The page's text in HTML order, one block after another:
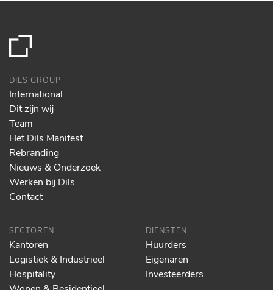
DILS GROUP
International
Dit zijn wij
Team
Het Dils Manifest
Rebranding
Nieuws & Onderzoek
Werken bij Dils
Contact
SECTOREN
Kantoren
Logistiek & Industrieel
Hospitality
DIENSTEN
Huurders
Eigenaren
Investeerders